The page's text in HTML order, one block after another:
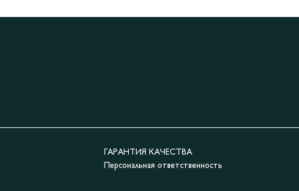
ГАРАНТИЯ КАЧЕСТВА
Персональная ответственность